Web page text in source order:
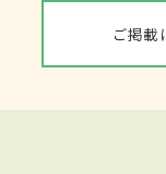
ご掲載